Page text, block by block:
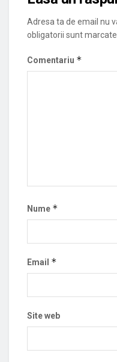
Adresa ta de email nu
obligatorii sunt
Comentariu *
Nume *
Email *
Site web